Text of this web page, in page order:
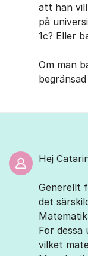
att han
på
1c? Eller
Om man
Hej
Generellt
det
För dessa
vilket